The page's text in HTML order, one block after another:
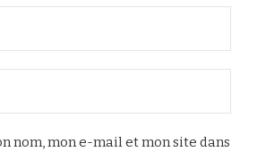
nom, mon e-mail et mon site dans